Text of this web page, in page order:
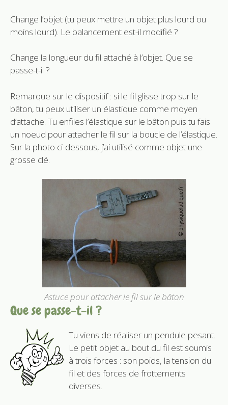
Change l’objet (tu peux mettre un objet plus lourd ou
moins lourd). Le balancement est-il modifié ?
Change la longueur du fil attaché à l’objet. Que se
passe-t-il ?
Remarque sur le dispositif : si le fil glisse trop sur le
bâton, tu peux utiliser un élastique comme moyen
d’attache. Tu enfiles l’élastique sur le bâton puis tu fais
un noeud pour attacher le fil sur la boucle de l’élastique.
Sur la photo ci-dessous, j’ai utilisé comme objet une
grosse clé.
Astuce pour attacher le fil sur le bâton
Que se passe-t-il ?
Tu viens de réaliser un pendule pesant.
Le petit objet au bout du fil est soumis
à trois forces : son poids, la tension du
fil et des forces de frottements
diverses.